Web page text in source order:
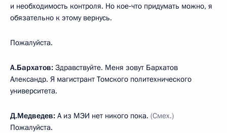
и необходимость контроля. Но кое‑что придумать можно, я
обязательно к этому вернусь.
Пожалуйста.
А.Бархатов: Здравствуйте. Меня зовут Бархатов
Александр. Я магистрант Томского политехнического
университета.
Д.Медведев: А из МЭИ нет никого пока. (Смех.)
Пожалуйста.